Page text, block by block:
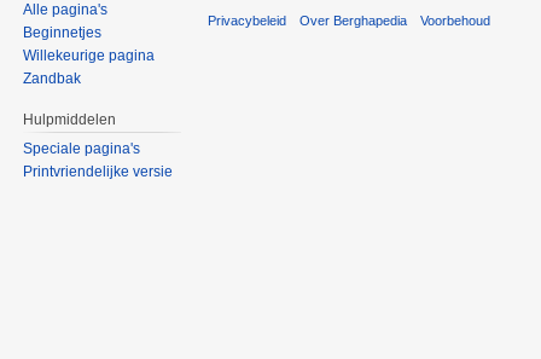
Alle pagina's
Beginnetjes
Willekeurige pagina
Zandbak
Hulpmiddelen
Speciale pagina's
Printvriendelijke versie
Privacybeleid Over Berghapedia Voorbehoud